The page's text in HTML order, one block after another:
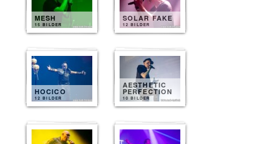
MESH
15 BILDER
SOLAR FAKE
12 BILDER
HOCICO
12 BILDER
AESTHETIC
PERFECTION
10 BILDER